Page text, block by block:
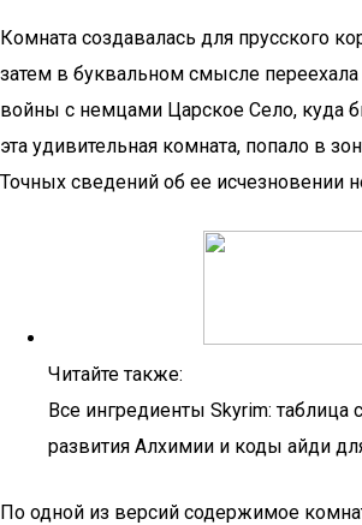
Комната создавалась для прусского
затем в буквальном смысле
войны с немцами Царское Село, куда
эта удивительная комната, попало в
Точных сведений об ее исчезновении
Читайте также:
Все ингредиенты Skyrim: таблица
развития Алхимии и коды айди
По одной из версий содержимое